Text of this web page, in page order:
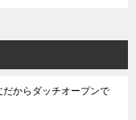
からダッチオープンで